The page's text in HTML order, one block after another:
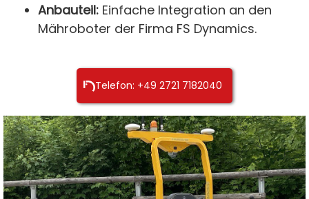
Anbauteil: Einfache Integration an den
Mähroboter der Firma FS Dynamics.
Telefon: +49 2721 7182040